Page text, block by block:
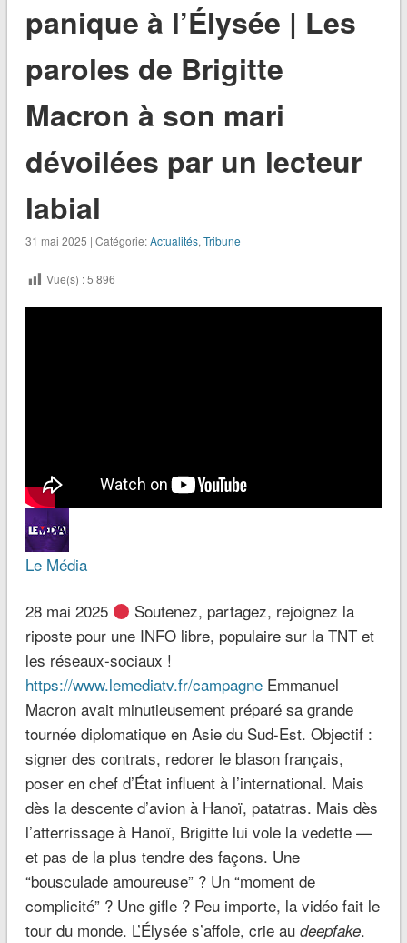
panique à l’Élysée | Les
paroles de Brigitte
Macron à son mari
dévoilées par un lecteur
labial
31 mai 2025 | Catégorie:Actualités, Tribune
Vue(s) :5 896
Le Média
28 mai 2025
Soutenez, partagez, rejoignez la
riposte pour une INFO libre, populaire sur la TNT et
les réseaux-sociaux !
https://www.lemediatv.fr/campagneEmmanuel
Macron avait minutieusement préparé sa grande
tournée diplomatique en Asie du Sud-Est. Objectif :
signer des contrats, redorer le blason français,
poser en chef d’État influent à l’international. Mais
dès la descente d’avion à Hanoï, patatras. Mais dès
l’atterrissage à Hanoï, Brigitte lui vole la vedette —
et pas de la plus tendre des façons. Une
“bousculade amoureuse” ? Un “moment de
complicité” ? Une gifle ? Peu importe, la vidéo fait le
tour du monde. L’Élysée s’affole, crie au deepfake.